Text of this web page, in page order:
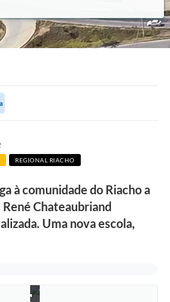
REGIONAL RIACHO
à comunidade do Riacho a
Chateaubriand
Uma nova escola,
o